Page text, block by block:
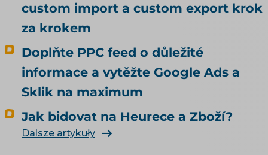
custom import a custom export krok
za krokem
Doplňte PPC feed o důležité
informace a vytěžte Google Ads a
Sklik na maximum
Jak bidovat na Heurece a Zboží?
Dalsze artykuły